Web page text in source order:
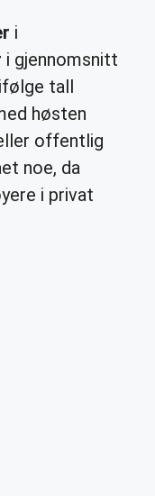
i
i gjennomsnitt
tall
høsten
offentlig
noe, da
i privat